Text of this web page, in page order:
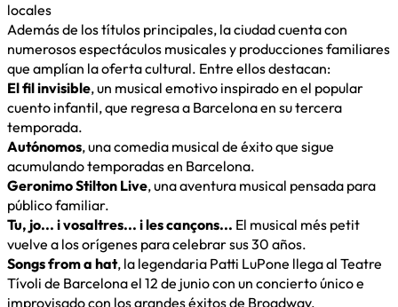
locales
Además de los títulos principales, la ciudad cuenta con
numerosos espectáculos musicales y producciones familiares
que amplían la oferta cultural. Entre ellos destacan:
El fil invisible, un musical emotivo inspirado en el popular
cuento infantil, que regresa a Barcelona en su tercera
temporada.
Autónomos, una comedia musical de éxito que sigue
acumulando temporadas en Barcelona.
Geronimo Stilton Live, una aventura musical pensada para
público familiar.
Tu, jo... i vosaltres... i les cançons... El musical més petit
vuelve a los orígenes para celebrar sus 30 años.
Songs from a hat, la legendaria Patti LuPone llega al Teatre
Tívoli de Barcelona el 12 de junio con un concierto único e
improvisado con los grandes éxitos de Broadway.